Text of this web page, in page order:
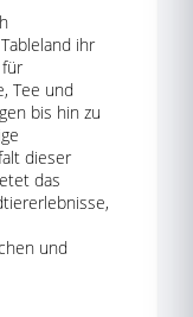
ihr
Tee und
bis hin zu
dieser
das
und